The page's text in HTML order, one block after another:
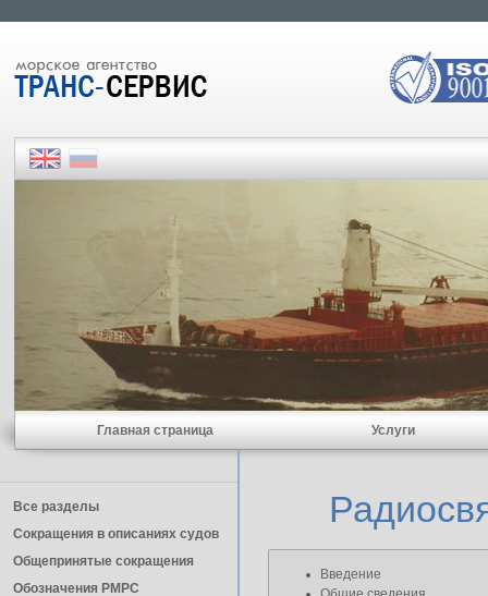
Главная страница Услуги
Все разделы
Сокращения в описаниях судов
Общепринятые сокращения
Обозначения РМРС
Введение